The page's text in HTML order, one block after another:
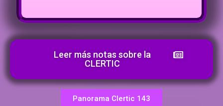
Leer más notas sobre la
CLERTIC
Panorama Clertic 143